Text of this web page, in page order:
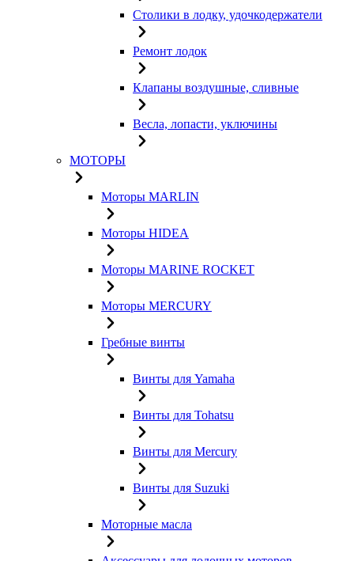
Столики в лодку, удочкодержатели
Ремонт лодок
Клапаны воздушные, сливные
Весла, лопасти, уключины
МОТОРЫ
Моторы MARLIN
Моторы HIDEA
Моторы MARINE ROCKET
Моторы MERCURY
Гребные винты
Винты для Yamaha
Винты для Tohatsu
Винты для Mercury
Винты для Suzuki
Моторные масла